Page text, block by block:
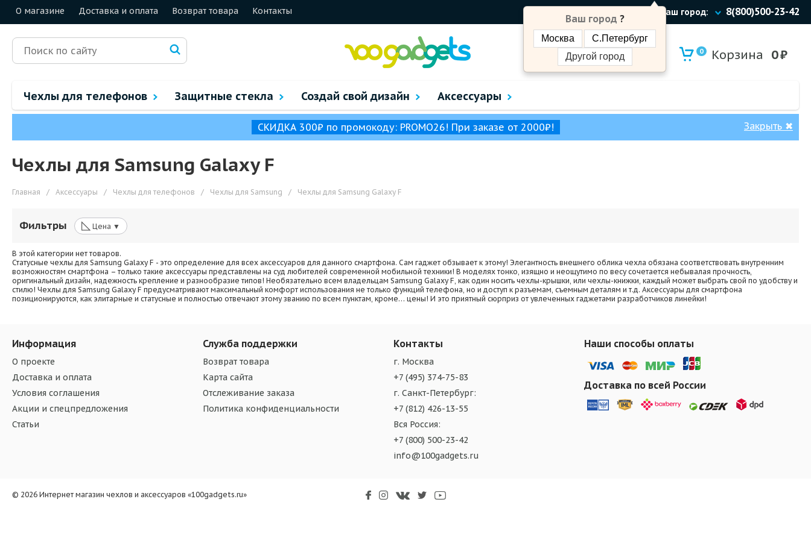
О магазине Доставка и оплата Возврат товара Контакты Ваш город:
Ваш город ?
Москва
С.Петербург
Другой город
8(800)500-23-42
0 Корзина 0₽
Чехлы для телефонов Защитные стекла Создай свой дизайн Аксессуары
СКИДКА 300₽ по промокоду: PROMO26! При заказе от 2000₽! Закрыть ✖
Чехлы для Samsung Galaxy F
Главная / Аксессуары / Чехлы для телефонов / Чехлы для Samsung / Чехлы для Samsung Galaxy F
Фильтры ◺ Цена ▼
В этой категории нет товаров.
Статусные чехлы для Samsung Galaxy F - это определение для всех аксессуаров для данного смартфона. Сам гаджет обзывает к этому! Элегантность внешнего облика чехла обязана соответствовать внутренним
возможностям смартфона – только такие аксессуары представлены на суд любителей современной мобильной техники! В моделях тонко, изящно и неощутимо по весу сочетается небывалая прочность,
оригинальный дизайн, надежность крепление и разнообразие типов! Необязательно всем владельцам Samsung Galaxy F, как один носить чехлы-крышки, или чехлы-книжки, каждый может выбрать свой по удобству и
стилю! Чехлы для Samsung Galaxy F предусматривают максимальный комфорт использования не только функций телефона, но и доступ к разъемам, съемным деталям и т.д. Аксессуары для смартфона
позиционируются, как элитарные и статусные и полностью отвечают этому званию по всем пунктам, кроме… цены! И это приятный сюрприз от увлеченных гаджетами разработчиков линейки!
Информация
О проекте
Доставка и оплата
Условия соглашения
Акции и спецпредложения
Статьи
Служба поддержки
Возврат товара
Карта сайта
Отслеживание заказа
Политика конфиденциальности
Контакты
г. Москва
+7 (495) 374-75-83
г. Санкт-Петербург:
+7 (812) 426-13-55
Вся Россия:
+7 (800) 500-23-42
info@100gadgets.ru
Наши способы оплаты
Доставка по всей России
© 2026 Интернет магазин чехлов и аксессуаров «100gadgets.ru»